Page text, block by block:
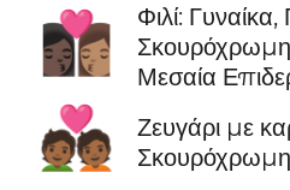
👩🏿‍❤️‍💋‍👩🏽
Φιλί: Γυναίκα,
Μεσαία
💑🏾
Ζευγάρι με